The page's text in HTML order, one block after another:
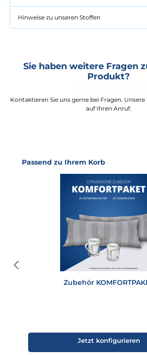
Hinweise zu unseren Stoffen
Sie haben weitere Fragen
Produkt?
Kontaktieren Sie uns gerne bei Fragen.
auf Ihren Anruf.
Produktgalerie überspringen
Passend zu Ihrem Korb
Zubehör
Jetzt konfigurieren